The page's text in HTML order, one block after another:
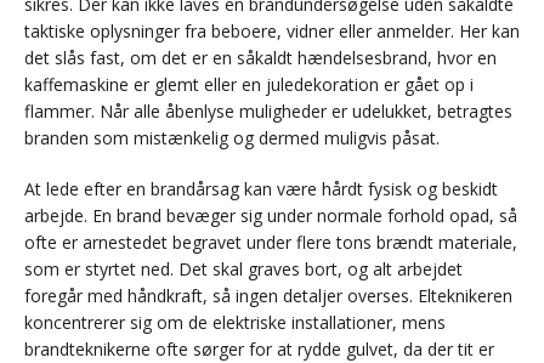
taktiske oplysninger fra beboere, vidner eller anmelder. Her kan
det slås fast, om det er en såkaldt hændelsesbrand, hvor en
kaffemaskine er glemt eller en juledekoration er gået op i
flammer. Når alle åbenlyse muligheder er udelukket, betragtes
branden som mistænkelig og dermed muligvis påsat.
At lede efter en brandårsag kan være hårdt fysisk og beskidt
arbejde. En brand bevæger sig under normale forhold opad, så
ofte er arnestedet begravet under flere tons brændt materiale,
som er styrtet ned. Det skal graves bort, og alt arbejdet
foregår med håndkraft, så ingen detaljer overses. Elteknikeren
koncentrerer sig om de elektriske installationer, mens
brandteknikerne ofte sørger for at rydde gulvet, da der tit er